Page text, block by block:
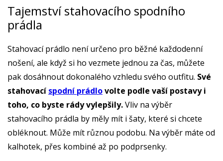
Tajemství stahovacího spodního
prádla
Stahovací prádlo není určeno pro běžné každodenní
nošení, ale když si ho vezmete jednou za čas, můžete
pak dosáhnout dokonalého vzhledu svého outfitu. Své
stahovací spodní prádlovolte podle vaší postavy i
toho, co byste rády vylepšily.Vliv na výběr
stahovacího prádla by měly mít i šaty, které si chcete
obléknout. Může mít různou podobu. Na výběr máte od
kalhotek, přes kombiné až po podprsenky.